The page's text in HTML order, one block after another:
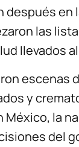
después
las
llevados
escenas
y
México, la
del